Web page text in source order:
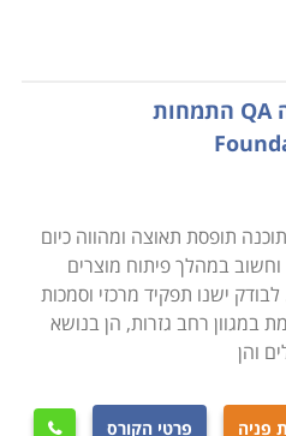
בהם יש לדבר חשיבות
תשרוד כביסה ראשונה
הרוח, אך מי שירכוש
חובה על ספקי מוצרים שכאלו
מחייבים כמו מכון התקנים,
והתרופות האמריקאי, המועצה
הנציבות הבינלאומית
נעשית בחירה מחייבת
תו תקן כמו למשל תקני
בקרב ציבור הצרכנים הרוכשים
בדיקות תוכנה QA התמחות
תופסת תאוצה ומהווה כיום
במהלך פיתוח מוצרים
לבודק ישנו תפקיד מרכזי וסמכות
במגוון רחב גזרות, הן בנושא
והן
פניה פרטי הקורס 